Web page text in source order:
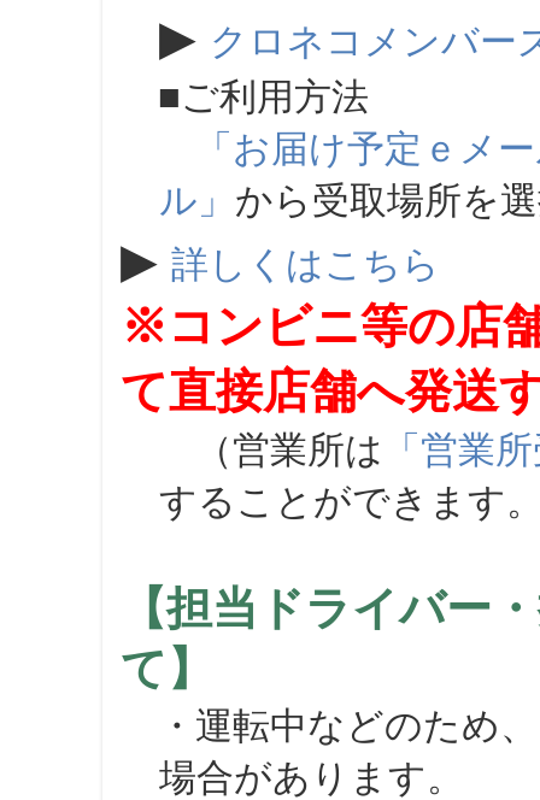
▶ クロネコメンバー
■ご利用方法
「お届け予定ｅメ
ル」 から受取場所を
▶ 詳しくはこちら
※コンビニ等の店
て直接店舗へ発送
（営業所は 「営業
することができます
【担当ドライバー
て】
・運転中などのため
場合があります。